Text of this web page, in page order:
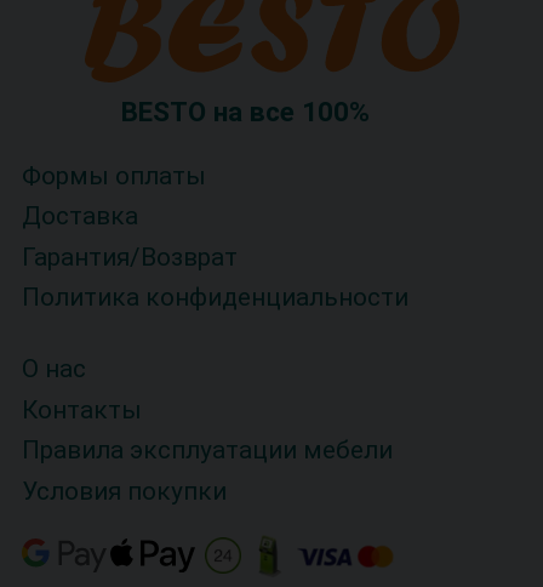
BESTO на все 100%
Формы оплаты
Доставка
Гарантия/Возврат
Политика конфиденциальности
О нас
Контакты
Правила эксплуатации мебели
Условия покупки